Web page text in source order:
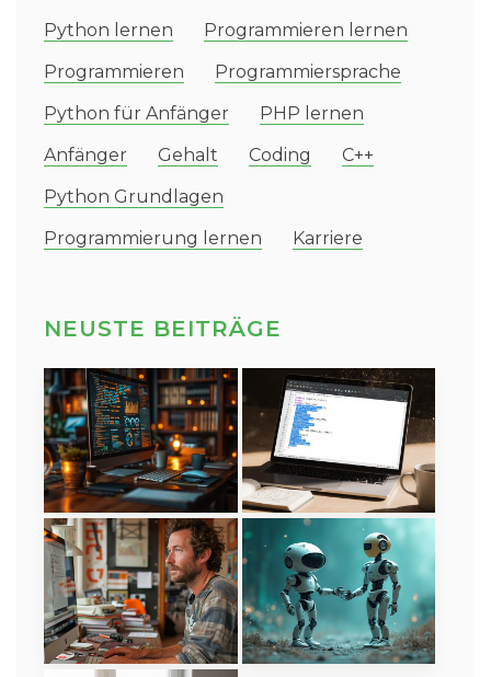
Python lernen
Programmieren lernen
Programmieren
Programmiersprache
Python für Anfänger
PHP lernen
Anfänger
Gehalt Coding
C++
Python Grundlagen
Programmierung lernen
Karriere
NEUSTE BEITRÄGE